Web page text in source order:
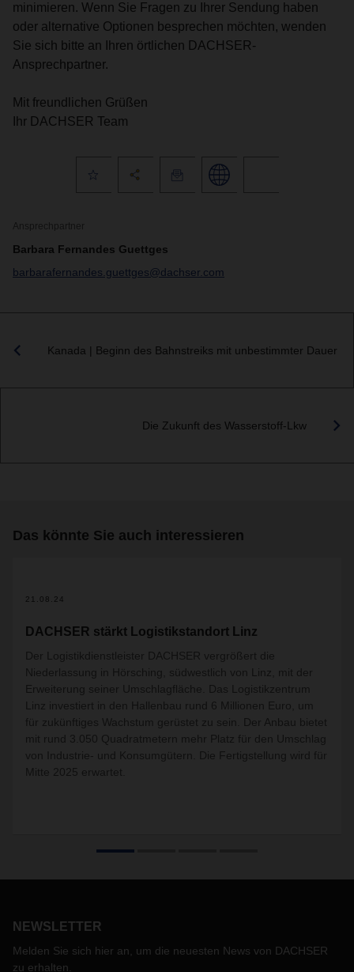
minimieren. Wenn Sie Fragen zu Ihrer Sendung haben
oder alternative Optionen besprechen möchten, wenden
Sie sich bitte an Ihren örtlichen DACHSER-
Ansprechpartner.
Mit freundlichen Grüßen
Ihr DACHSER Team
Ansprechpartner
Barbara Fernandes Guettges
barbarafernandes.guettges@dachser.com
Kanada | Beginn des Bahnstreiks mit unbestimmter Dauer
Die Zukunft des Wasserstoff-Lkw
Das könnte Sie auch interessieren
21.08.24
DACHSER stärkt Logistikstandort Linz
Der Logistikdienstleister DACHSER vergrößert die
Niederlassung in Hörsching, südwestlich von Linz, mit der
Erweiterung seiner Umschlagfläche. Das Logistikzentrum
Linz investiert in den Hallenbau rund 6 Millionen Euro, um
für zukünftiges Wachstum gerüstet zu sein. Der Anbau bietet
mit rund 3.050 Quadratmetern mehr Platz für den Umschlag
von Industrie- und Konsumgütern. Die Fertigstellung wird für
Mitte 2025 erwartet.
NEWSLETTER
Melden Sie sich hier an, um die neuesten News von DACHSER
zu erhalten.